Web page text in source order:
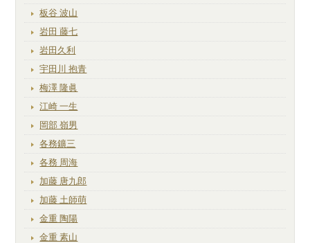
板谷 波山
岩田 藤七
岩田久利
宇田川 抱青
梅澤 隆眞
江崎 一生
岡部 嶺男
各務鑛三
各務 周海
加藤 唐九郎
加藤 土師萌
金重 陶陽
金重 素山